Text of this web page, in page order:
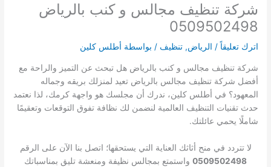
شركة تنظيف مجالس و كنب بالرياض
0509502498
اترك تعليقاً / الرياض,تنظيف / بواسطة أطلس كلين
شركة تنظيف مجالس و كنب بالرياض هل تبحث عن التميز والراحة مع
أفضل شركة تنظيف مجالس بالرياض تعيد لمنزلك بريقه وجماله
المعهود؟ في أطلس كلين، ندرك أن مجلسك هو واجهة كرمك، لذا نعتمد
حدث تقنيات التنظيف العالمية لنضمن لك نظافة تفوق التوقعات وتعقيمًا
شاملًا يحمي عائلتك.
لا تتردد في منح أثاثك العناية التي يستحقها؛ اتصل بنا الآن على الرقم
0509502498 واستمتع بمجالس نظيفة ومنعشة تليق بمناسباتك